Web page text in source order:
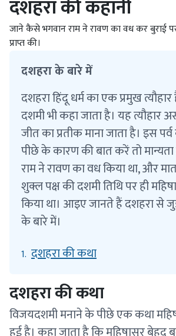
दशहरा की कहानी
जाने कैसे भगवान राम ने रावण का वध कर बुराई
प्राप्त की।
दशहरा के बारे में
दशहरा हिंदू धर्म का एक प्रमुख
दशमी भी कहा जाता है। यह त्यौहार
जीत का प्रतीक माना जाता है। इस
पीछे के कारण की बात करें तो
राम ने रावण का वध किया था, और
शुक्ल पक्ष की दशमी तिथि पर ही
किया था। आइए जानते हैं दशहरा से
के बारे में।
1. दशहरा की कथा
दशहरा की कथा
विजयदशमी मनाने के पीछे एक कथा